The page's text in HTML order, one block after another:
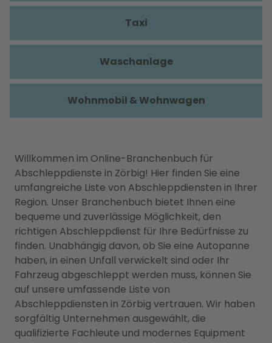
Willkommen im Online-Branchenbuch für
Abschleppdienste in Zörbig! Hier finden Sie eine
umfangreiche Liste von Abschleppdiensten in Ihrer
Region. Unser Branchenbuch bietet Ihnen eine
bequeme und zuverlässige Möglichkeit, den
richtigen Abschleppdienst für Ihre Bedürfnisse zu
finden. Unabhängig davon, ob Sie eine Autopanne
haben, in einen Unfall verwickelt sind oder Ihr
Fahrzeug abgeschleppt werden muss, können Sie
auf unsere umfassende Liste von
Abschleppdiensten in Zörbig vertrauen. Wir haben
sorgfältig Unternehmen ausgewählt, die
qualifizierte Fachleute und modernes Equipment
Taxi
Waschanlage
Wohnmobil & Wohnwagen